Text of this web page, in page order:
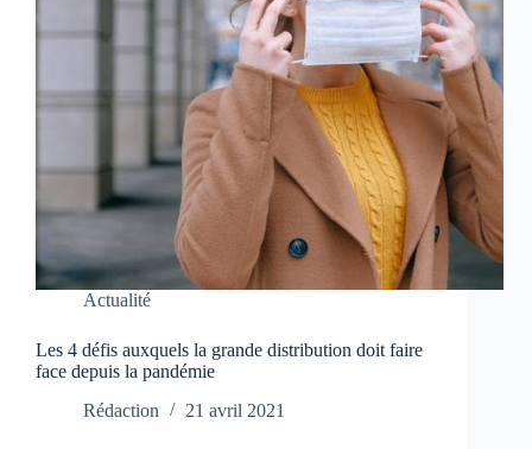
Actualité
Les 4 défis auxquels la grande distribution doit faire
face depuis la pandémie
Rédaction
21 avril 2021